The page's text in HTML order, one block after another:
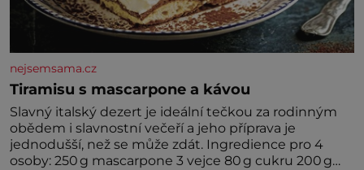
nejsemsama.cz
Tiramisu s mascarpone a kávou
Slavný italský dezert je ideální tečkou za rodinným
obědem i slavnostní večeří a jeho příprava je
jednodušší, než se může zdát. Ingredience pro 4
osoby: 250 g mascarpone 3 vejce 80 g cukru 200 g